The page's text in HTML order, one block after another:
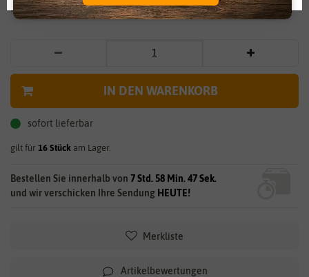
* inkl. 7% MwSt. zzgl.Versandkosten
IN DEN WARENKORB
sofort lieferbar
gilt für 16 Stück am Lager.
Bestellen Sie innerhalb von 7 Std. 58 Min. 47 Sek.
und wir verschicken Ihre Sendung HEUTE!
Merkliste
Artikelbewertungen